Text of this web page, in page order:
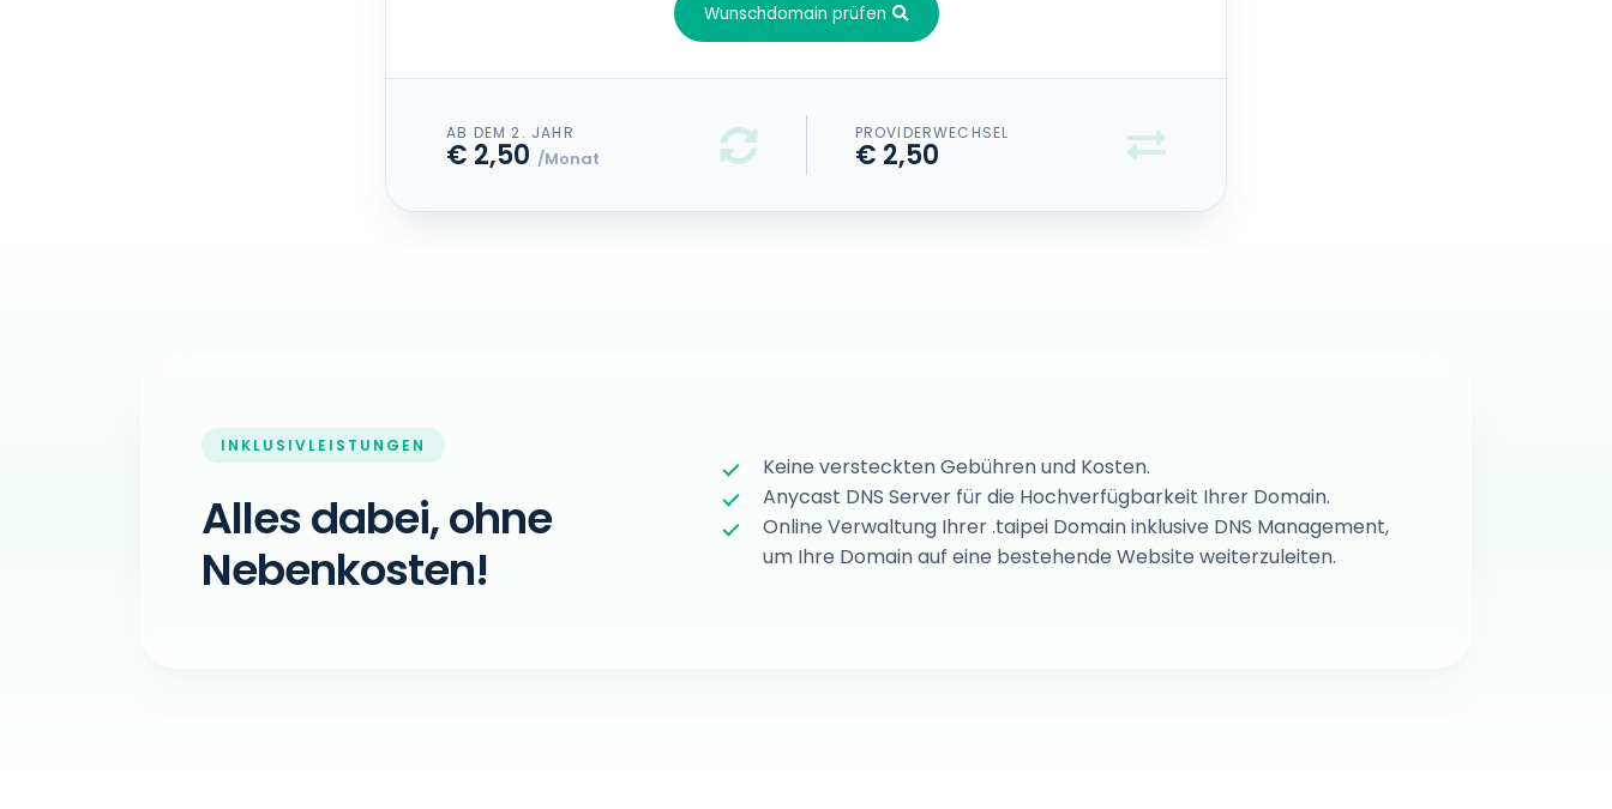
Wunschdomain prüfen
AB DEM 2. JAHR
€ 2,50 /Monat
PROVIDERWECHSEL
€ 2,50
INKLUSIVLEISTUNGEN
Alles dabei, ohne
Nebenkosten!
Keine versteckten Gebühren und Kosten.
Anycast DNS Server für die Hochverfügbarkeit Ihrer Domain.
Online Verwaltung Ihrer .taipei Domain inklusive DNS Management,
um Ihre Domain auf eine bestehende Website weiterzuleiten.